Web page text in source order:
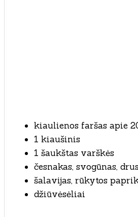
kiaulienos faršas apie
1 kiaušinis
1 šaukštas varškės
česnakas, svogūnas,
šalavijas, rūkytos
džiūvėsėliai